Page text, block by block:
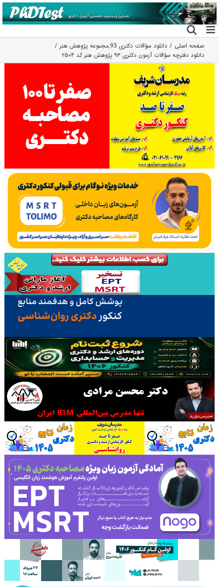
رفتن
به
محتوا
صفحه اصلی دانلود سؤالات دکتری 93 ,مجموعه پژوهش هنر
دانلود دفترچه سؤالات آزمون دکتری ۹۳ پژوهش هنر کد ۲۵۰۴